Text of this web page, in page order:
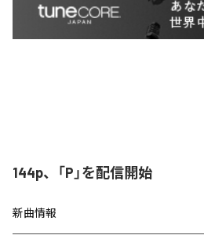
144p、「P」を配信開始
新曲情報